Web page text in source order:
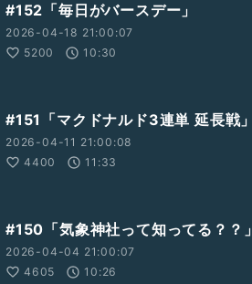
#152「毎日がバースデー」
2026-04-18 21:00:07
5200
10:30
#151「マクドナルド3連単 延長戦」
2026-04-11 21:00:08
4400
11:33
#150「気象神社って知ってる？？」
2026-04-04 21:00:07
4605
10:26